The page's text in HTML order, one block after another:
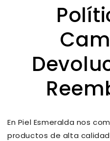
En Piel Esmeralda nos
productos de alta